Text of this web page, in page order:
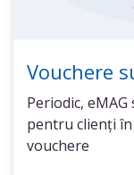
Vouchere
Periodic,
pentru clienți
vouchere